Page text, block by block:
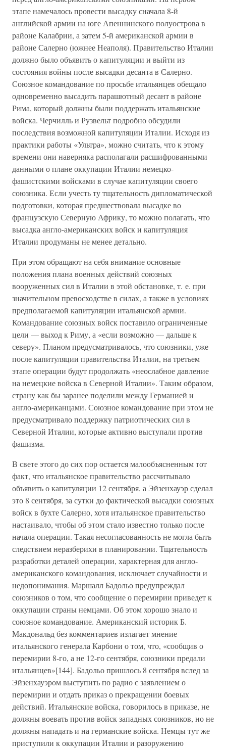
этапе намечалось провести высадку сначала 8-й
английской армии на юге Апеннинского полуострова в
районе Калабрии, а затем 5-й американской армии в
районе Салерно (южнее Неаполя). Правительство Италии
должно было объявить о капитуляции и выйти из
состояния войны после высадки десанта в Салерно.
Союзное командование по просьбе итальянцев обещало
одновременно высадить парашютный десант в районе
Рима, который должны были поддержать итальянские
войска. Черчилль и Рузвельт подробно обсудили
последствия возможной капитуляции Италии. Исходя из
практики работы «Ультра», можно считать, что к этому
времени они наверняка располагали расшифрованными
данными о плане оккупации Италии немецко-
фашистскими войсками в случае капитуляции своего
союзника. Если учесть ту тщательность дипломатической
подготовки, которая предшествовала высадке во
французскую Северную Африку, то можно полагать, что
высадка англо-американских войск и капитуляция
Италии продуманы не менее детально.
При этом обращают на себя внимание основные
положения плана военных действий союзных
вооруженных сил в Италии в этой обстановке, т. е. при
значительном превосходстве в силах, а также в условиях
предполагаемой капитуляции итальянской армии.
Командование союзных войск поставило ограниченные
цели — выход к Риму, а «если возможно — дальше к
северу». Планом предусматривалось, что союзники, уже
после капитуляции правительства Италии, на третьем
этапе операции будут продолжать «неослабное давление
на немецкие войска в Северной Италии». Таким образом,
страну как бы заранее поделили между Германией и
англо-американцами. Союзное командование при этом не
предусматривало поддержку патриотических сил в
Северной Италии, которые активно выступали против
фашизма.
В свете этого до сих пор остается малообъясненным тот
факт, что итальянское правительство рассчитывало
объявить о капитуляции 12 сентября, а Эйзенхауэр сделал
это 8 сентября, за сутки до фактической высадки союзных
войск в бухте Салерно, хотя итальянское правительство
настаивало, чтобы об этом стало известно только после
начала операции. Такая несогласованность не могла быть
следствием неразберихи в планировании. Тщательность
разработки деталей операции, характерная для англо-
американского командования, исключает случайности и
недопонимания. Маршалл Бадольо предупреждал
союзников о том, что сообщение о перемирии приведет к
оккупации страны немцами. Об этом хорошо знало и
союзное командование. Американский историк Б.
Макдональд без комментариев излагает мнение
итальянского генерала Карбони о том, что, «сообщив о
перемирии 8-го, а не 12-го сентября, союзники предали
итальянцев»[144]. Бадольо пришлось 8 сентября вслед за
Эйзенхауэром выступить по радио с заявлением о
перемирии и отдать приказ о прекращении боевых
действий. Итальянские войска, говорилось в приказе, не
должны воевать против войск западных союзников, но не
должны нападать и на германские войска. Немцы тут же
приступили к оккупации Италии и разоружению